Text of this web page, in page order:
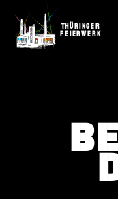
Thüringer
Feierwerk